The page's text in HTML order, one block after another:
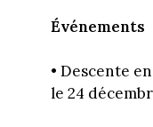
Événements
• Descente
le 24